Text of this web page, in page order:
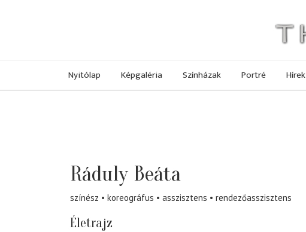
Nyitólap Képgaléria Színházak Portré Hírek
Ráduly Beáta
színész koreográfus asszisztens rendezőasszisztens
Életrajz